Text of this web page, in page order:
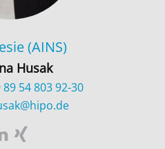
(AINS)
Husak
89 54 803 92-30